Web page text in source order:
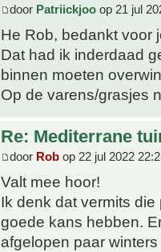
door Patriickjoo op 21 jul
He Rob, bedankt voor
Dat had ik inderdaad
binnen moeten
Op de varens/grasjes
Re: Mediterrane
door Rob op 22 jul 2022
Valt mee hoor!
Ik denk dat vermits
goede kans hebben.
afgelopen paar